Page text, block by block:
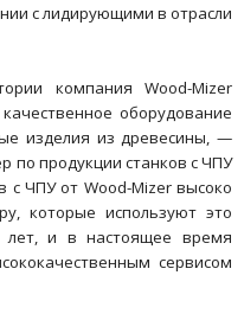
с лидирующими в отрасли
компания Wood-Mizer
оборудование
изделия из древесины, —
по продукции станков с ЧПУ
с ЧПУ от Wood-Mizer высоко
которые используют это
лет, и в настоящее время
сервисом